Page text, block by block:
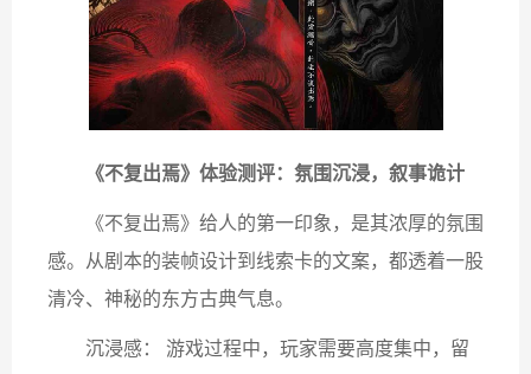
《不复出焉》体验测评：氛围沉浸，叙事诡计
《不复出焉》给人的第一印象，是其浓厚的氛围
感。从剧本的装帧设计到线索卡的文案，都透着一股
清冷、神秘的东方古典气息。
沉浸感： 游戏过程中，玩家需要高度集中，留